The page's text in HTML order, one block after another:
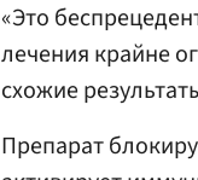
«Это
лечения крайне
схожие
Препарат